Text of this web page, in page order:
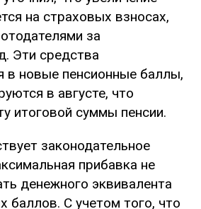
на страховых взносах,
за
Эти средства
в новые пенсионные баллы,
в августе, что
итоговой суммы пенсии.
законодательное
прибавка не
денежного эквивалента
баллов. С учетом того, что